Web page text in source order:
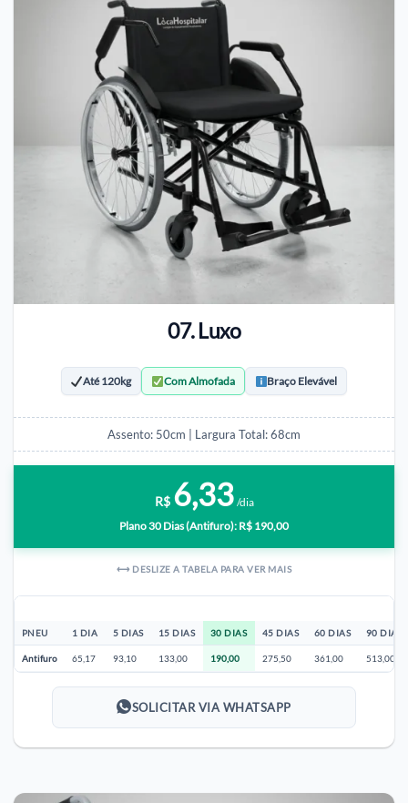
07. Luxo
Até 120kg Com Almofada Braço Elevável
Assento: 50cm | Largura Total: 68cm
R$ 6,33 /dia
Plano 30 Dias (Antifuro): R$ 190,00
⟷ DESLIZE A TABELA PARA VER MAIS
PNEU 1 DIA 5 DIAS 15 DIAS 30 DIAS 45 DIAS 60 DIAS 90 DIAS
Antifuro 65,17 93,10 133,00 190,00 275,50 361,00 513,00
SOLICITAR VIA WHATSAPP